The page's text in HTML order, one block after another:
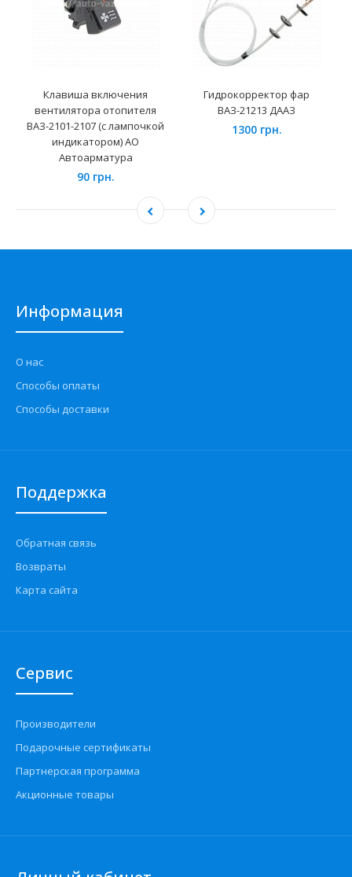
Клавиша включения
вентилятора отопителя
ВАЗ-2101-2107 (с лампочкой
индикатором) АО
Автоарматура
90 грн.
Гидрокорректор фар
ВАЗ-21213 ДААЗ
1300 грн.
Информация
О нас
Способы оплаты
Способы доставки
Поддержка
Обратная связь
Возвраты
Карта сайта
Сервис
Производители
Подарочные сертификаты
Партнерская программа
Акционные товары